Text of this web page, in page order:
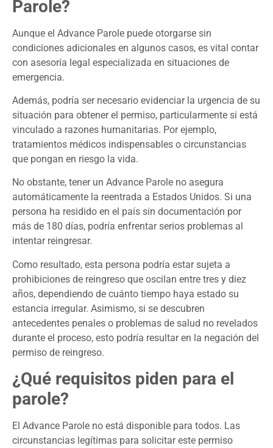
Parole?
Aunque el Advance Parole puede otorgarse sin
condiciones adicionales en algunos casos, es vital contar
con asesoría legal especializada en situaciones de
emergencia.
Además, podría ser necesario evidenciar la urgencia de su
situación para obtener el permiso, particularmente si está
vinculado a razones humanitarias. Por ejemplo,
tratamientos médicos indispensables o circunstancias
que pongan en riesgo la vida.
No obstante, tener un Advance Parole no asegura
automáticamente la reentrada a Estados Unidos. Si una
persona ha residido en el país sin documentación por
más de 180 días, podría enfrentar serios problemas al
intentar reingresar.
Como resultado, esta persona podría estar sujeta a
prohibiciones de reingreso que oscilan entre tres y diez
años, dependiendo de cuánto tiempo haya estado su
estancia irregular. Asimismo, si se descubren
antecedentes penales o problemas de salud no revelados
durante el proceso, esto podría resultar en la negación del
permiso de reingreso.
¿Qué requisitos piden para el
parole?
El Advance Parole no está disponible para todos. Las
circunstancias legítimas para solicitar este permiso